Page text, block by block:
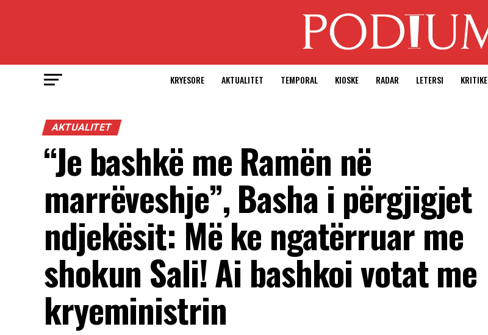
KRYESORE AKTUALITET TEMPORAL KIOSKE RADAR LETERSI KRITIKE
AKTUALITET
“Je bashkë me Ramën në
marrëveshje”, Basha i përgjigjet
ndjekësit: Më ke ngatërruar me
shokun Sali! Ai bashkoi votat me
kryeministrin